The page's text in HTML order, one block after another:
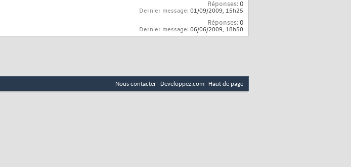
Réponses:0
Dernier message: 01/09/2009, 15h25
Réponses:0
Dernier message: 06/06/2009, 18h50
Nous contacter Developpez.com Haut de page